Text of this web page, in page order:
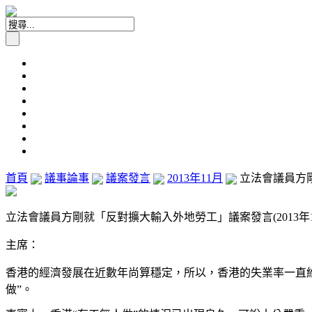
首頁 議事論事 議案發言 2013年11月 立法會議員方
立法會議員方剛就「反對擴大輸入外地勞工」議案發言(2013年
主席：
香港的經濟發展在近數年尚算穩定，所以，香港的失業率一
做”。